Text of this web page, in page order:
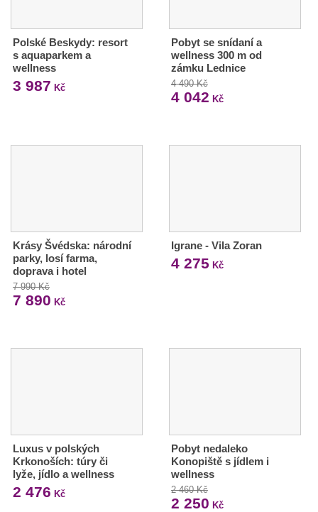
Polské Beskydy: resort
s aquaparkem a
wellness
3 987 Kč
Pobyt se snídaní a
wellness 300 m od
zámku Lednice
4 490 Kč
4 042 Kč
Krásy Švédska: národní
parky, losí farma,
doprava i hotel
7 990 Kč
7 890 Kč
Igrane - Vila Zoran
4 275 Kč
Luxus v polských
Krkonoších: túry či
lyže, jídlo a wellness
2 476 Kč
Pobyt nedaleko
Konopiště s jídlem i
wellness
2 460 Kč
2 250 Kč